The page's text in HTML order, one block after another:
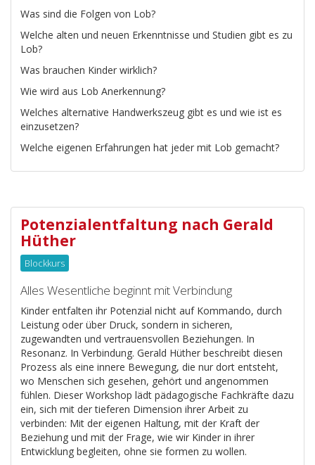
Was sind die Folgen von Lob?
Welche alten und neuen Erkenntnisse und Studien gibt es zu
Lob?
Was brauchen Kinder wirklich?
Wie wird aus Lob Anerkennung?
Welches alternative Handwerkszeug gibt es und wie ist es
einzusetzen?
Welche eigenen Erfahrungen hat jeder mit Lob gemacht?
Potenzialentfaltung nach Gerald
Hüther
Blockkurs
Alles Wesentliche beginnt mit Verbindung
Kinder entfalten ihr Potenzial nicht auf Kommando, durch
Leistung oder über Druck, sondern in sicheren,
zugewandten und vertrauensvollen Beziehungen. In
Resonanz. In Verbindung. Gerald Hüther beschreibt diesen
Prozess als eine innere Bewegung, die nur dort entsteht,
wo Menschen sich gesehen, gehört und angenommen
fühlen. Dieser Workshop lädt pädagogische Fachkräfte dazu
ein, sich mit der tieferen Dimension ihrer Arbeit zu
verbinden: Mit der eigenen Haltung, mit der Kraft der
Beziehung und mit der Frage, wie wir Kinder in ihrer
Entwicklung begleiten, ohne sie formen zu wollen.